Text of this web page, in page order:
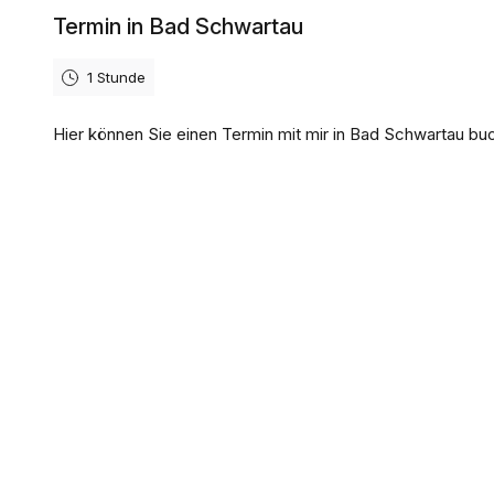
Termin in Bad Schwartau
1 Stunde
Hier können Sie einen Termin mit mir in Bad Schwartau